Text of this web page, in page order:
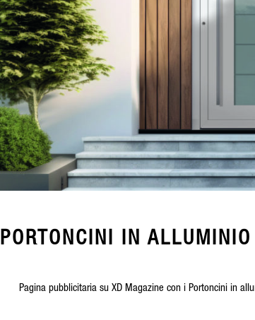
PORTONCINI IN
Pagina pubblicitaria su XD Magazine con i Portoncini in